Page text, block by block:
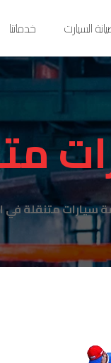
السيارت خدماتنا
سيارات متنقلة في